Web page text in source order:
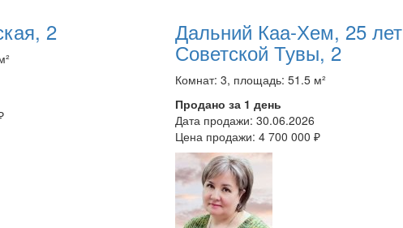
2 Дальний Каа-Хем, 25 лет
Советской Тувы, 2
Комнат: 3, площадь: 51.5 м²
Продано за 1 день
Дата продажи: 30.06.2026
Цена продажи: 4 700 000 ₽